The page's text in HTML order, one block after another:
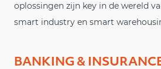
oplossingen zijn key in de wereld
smart industry en smart
BANKING &